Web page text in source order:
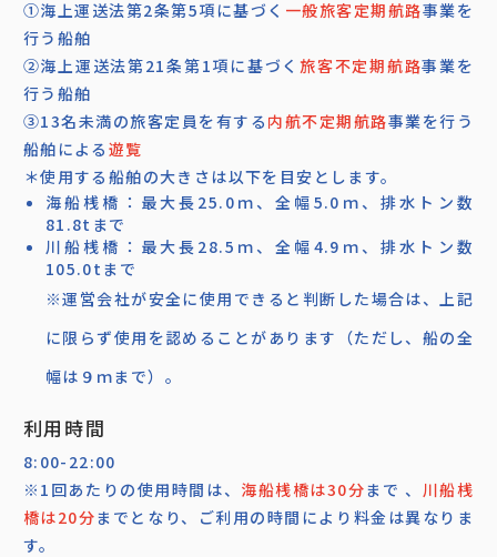
①海上運送法第2条第5項に基づく 一般旅客定期航路事業を
行う船舶
②海上運送法第21条第1項に基づく 旅客不定期航路事業を
行う船舶
③13名未満の旅客定員を有する 内航不定期航路事業を行う
船舶による 遊覧
＊使用する船舶の大きさは以下を目安とします。
海船桟橋：最大長25.0ｍ、全幅5.0ｍ、排水トン数
81.8tまで
川船桟橋：最大長28.5ｍ、全幅4.9ｍ、排水トン数
105.0tまで
※運営会社が安全に使用できると判断した場合は、上記
に限らず使用を認めることがあります（ただし、船の全
幅は９ｍまで）。
利用時間
8:00-22:00
※1回あたりの使用時間は、 海船桟橋は30分まで 、 川船桟
橋は20分までとなり、ご利用の時間により料金は異なりま
す。